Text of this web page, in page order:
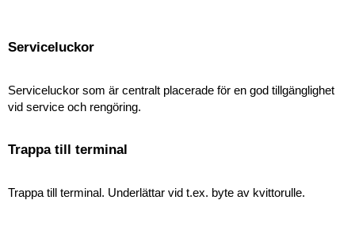
Serviceluckor
Serviceluckor som är centralt placerade för en god tillgänglighet
vid service och rengöring.
Trappa till terminal
Trappa till terminal. Underlättar vid t.ex. byte av kvittorulle.